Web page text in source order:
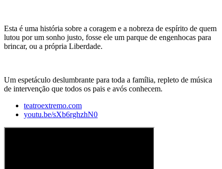
Esta é uma história sobre a coragem e a nobreza de espírito de quem
lutou por um sonho justo, fosse ele um parque de engenhocas para
brincar, ou a própria Liberdade.
Um espetáculo deslumbrante para toda a família, repleto de música
de intervenção que todos os pais e avós conhecem.
teatroextremo.com
youtu.be/sXb6rghzhN0